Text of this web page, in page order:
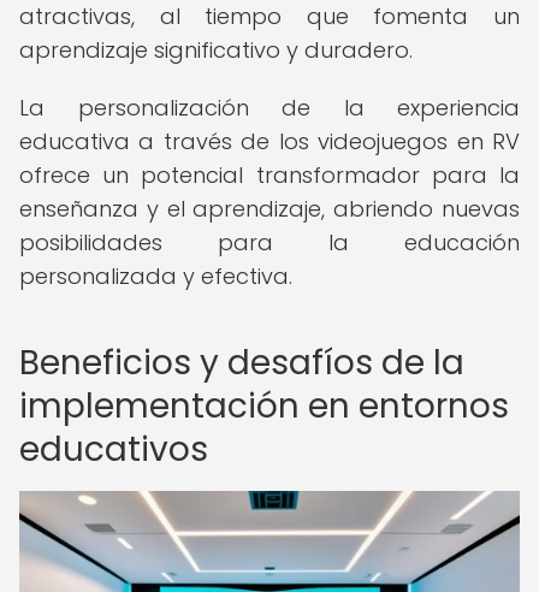
atractivas, al tiempo que fomenta un
aprendizaje significativo y duradero.
La personalización de la experiencia
educativa a través de los videojuegos en RV
ofrece un potencial transformador para la
enseñanza y el aprendizaje, abriendo nuevas
posibilidades para la educación
personalizada y efectiva.
Beneficios y desafíos de la
implementación en entornos
educativos